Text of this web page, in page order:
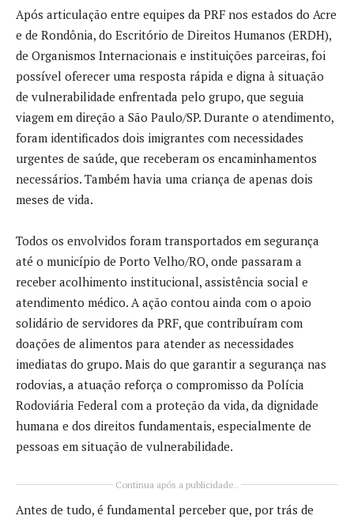
Após articulação entre equipes da PRF nos estados do Acre
e de Rondônia, do Escritório de Direitos Humanos (ERDH),
de Organismos Internacionais e instituições parceiras, foi
possível oferecer uma resposta rápida e digna à situação
de vulnerabilidade enfrentada pelo grupo, que seguia
viagem em direção a São Paulo/SP. Durante o atendimento,
foram identificados dois imigrantes com necessidades
urgentes de saúde, que receberam os encaminhamentos
necessários. Também havia uma criança de apenas dois
meses de vida.
Todos os envolvidos foram transportados em segurança
até o município de Porto Velho/RO, onde passaram a
receber acolhimento institucional, assistência social e
atendimento médico. A ação contou ainda com o apoio
solidário de servidores da PRF, que contribuíram com
doações de alimentos para atender as necessidades
imediatas do grupo. Mais do que garantir a segurança nas
rodovias, a atuação reforça o compromisso da Polícia
Rodoviária Federal com a proteção da vida, da dignidade
humana e dos direitos fundamentais, especialmente de
pessoas em situação de vulnerabilidade.
Continua após a publicidade..
Antes de tudo, é fundamental perceber que, por trás de